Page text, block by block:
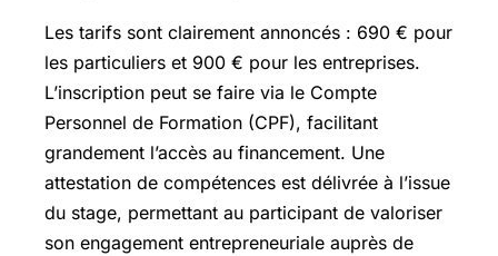
Les tarifs sont clairement annoncés : 690 € pour
les particuliers et 900 € pour les entreprises.
L’inscription peut se faire via le Compte
Personnel de Formation (CPF), facilitant
grandement l’accès au financement. Une
attestation de compétences est délivrée à l’issue
du stage, permettant au participant de valoriser
son engagement entrepreneuriale auprès de